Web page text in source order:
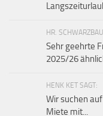
HR.
Sehr geehrte
2025/26
HENK KET SAGT:
Wir suchen
Miete mit...